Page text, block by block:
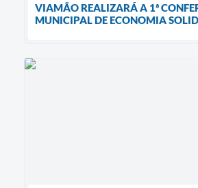
VIAMÃO REALIZARÁ A 1ª
MUNICIPAL DE ECONOMIA